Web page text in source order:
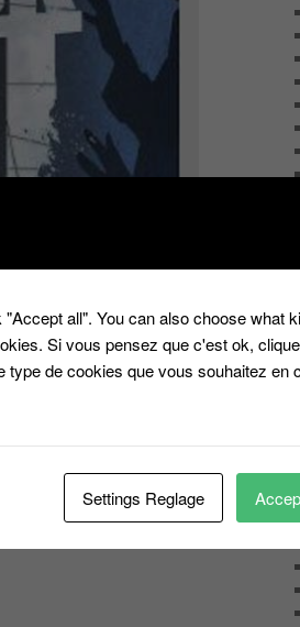
pour W9…
Toulouse
all". You can also choose what
Si vous pensez que c'est ok,
de cookies que vous souhaitez en
Settings Reglage